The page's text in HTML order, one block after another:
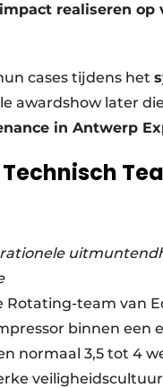
realiseren
cases tijdens het
awardshow later
in Antwerp
Rotating-team van
binnen
normaal 3,5 tot 4